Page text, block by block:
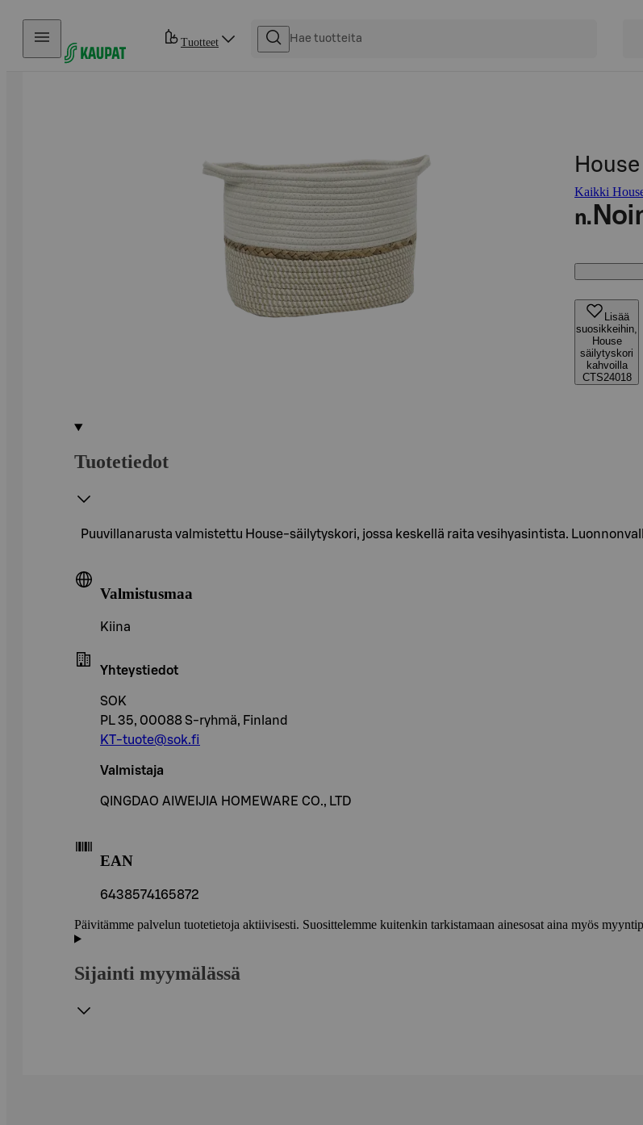
Hyppää sisältöön
Tuotteet
Kaikki
n.
Lisää
suosikkeihin,
House
säilytyskori
kahvoilla
CTS24018
Tuotetiedot
Puuvillanarusta valmistettu House-säilytyskori, jossa keskellä raita vesihyasintista.
Valmistusmaa
Kiina
Yhteystiedot
SOK
PL 35, 00088 S-ryhmä, Finland
KT-tuote@sok.fi
Valmistaja
QINGDAO AIWEIJIA HOMEWARE CO., LTD
EAN
6438574165872
Päivitämme palvelun tuotetietoja aktiivisesti. Suosittelemme kuitenkin tarkistamaan ainesosat aina myös
Sijainti myymälässä